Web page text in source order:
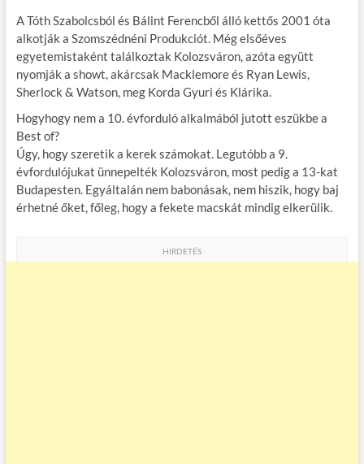
A Tóth Szabolcsból és Bálint Ferencből álló kettős 2001 óta
alkotják a Szomszédnéni Produkciót. Még elsőéves
egyetemistaként találkoztak Kolozsváron, azóta együtt
nyomják a showt, akárcsak Macklemore és Ryan Lewis,
Sherlock & Watson, meg Korda Gyuri és Klárika.
Hogyhogy nem a 10. évforduló alkalmából jutott eszükbe a
Best of?
Úgy, hogy szeretik a kerek számokat. Legutóbb a 9.
évfordulójukat ünnepelték Kolozsváron, most pedig a 13-kat
Budapesten. Egyáltalán nem babonásak, nem hiszik, hogy baj
érhetné őket, főleg, hogy a fekete macskát mindig elkerülik.
HIRDETÉS